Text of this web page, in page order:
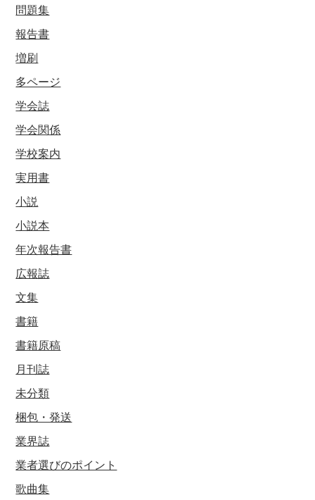
問題集
報告書
増刷
多ページ
学会誌
学会関係
学校案内
実用書
小説
小説本
年次報告書
広報誌
文集
書籍
書籍原稿
月刊誌
未分類
梱包・発送
業界誌
業者選びのポイント
歌曲集